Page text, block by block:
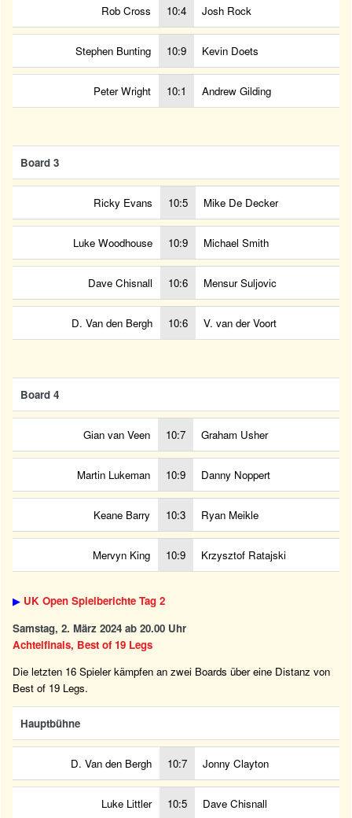
Rob Cross 10:4 Josh Rock
Stephen Bunting 10:9 Kevin Doets
Peter Wright 10:1 Andrew Gilding
Board 3
Ricky Evans 10:5 Mike De Decker
Luke Woodhouse 10:9 Michael Smith
Dave Chisnall 10:6 Mensur Suljovic
D. Van den Bergh 10:6 V. van der Voort
Board 4
Gian van Veen 10:7 Graham Usher
Martin Lukeman 10:9 Danny Noppert
Keane Barry 10:3 Ryan Meikle
Mervyn King 10:9 Krzysztof Ratajski
▶ UK Open Spielberichte Tag 2
Samstag, 2. März 2024 ab 20.00 Uhr
Achtelfinals, Best of 19 Legs
Die letzten 16 Spieler kämpfen an zwei Boards über eine Distanz von
Best of 19 Legs.
Hauptbühne
D. Van den Bergh 10:7 Jonny Clayton
Luke Littler 10:5 Dave Chisnall